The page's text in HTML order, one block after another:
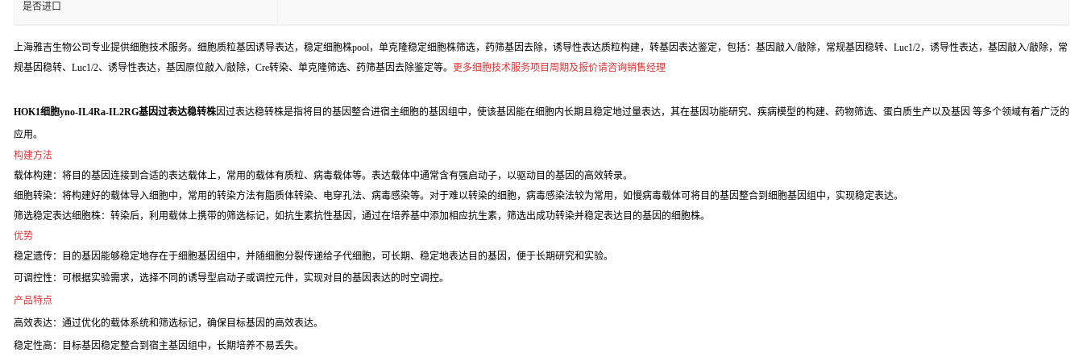
是否进口
上海雅吉生物公司专业提供细胞技术服务。细胞质粒基因诱导表达，稳定细胞株pool，单克隆稳定细胞株筛选，药筛基因去除，诱导性表达质粒构建，转基因表达鉴定，包括：基因敲入/敲除，常规基因稳转、Luc1/2，诱导性表达，基因敲入/敲除，常
规基因稳转、Luc1/2、诱导性表达，基因原位敲入/敲除，Cre转染、单克隆筛选、药筛基因去除鉴定等。 更多细胞技术服务项目周期及报价请咨询销售经理
HOK1细胞yno-IL4Ra-IL2RG基因过表达稳转株因过表达稳转株是指将目的基因整合进宿主细胞的基因组中，使该基因能在细胞内长期且稳定地过量表达，其在基因功能研究、疾病模型的构建、药物筛选、蛋白质生产以及基因 等多个领域有着广泛的
应用。
构建方法
载体构建：将目的基因连接到合适的表达载体上，常用的载体有质粒、病毒载体等。表达载体中通常含有强启动子，以驱动目的基因的高效转录。
细胞转染：将构建好的载体导入细胞中，常用的转染方法有脂质体转染、电穿孔法、病毒感染等。对于难以转染的细胞，病毒感染法较为常用，如慢病毒载体可将目的基因整合到细胞基因组中，实现稳定表达。
筛选稳定表达细胞株：转染后，利用载体上携带的筛选标记，如抗生素抗性基因，通过在培养基中添加相应抗生素，筛选出成功转染并稳定表达目的基因的细胞株。
优势
稳定遗传：目的基因能够稳定地存在于细胞基因组中，并随细胞分裂传递给子代细胞，可长期、稳定地表达目的基因，便于长期研究和实验。
可调控性：可根据实验需求，选择不同的诱导型启动子或调控元件，实现对目的基因表达的时空调控。
产品特点
高效表达：通过优化的载体系统和筛选标记，确保目标基因的高效表达。
稳定性高：目标基因稳定整合到宿主基因组中，长期培养不易丢失。